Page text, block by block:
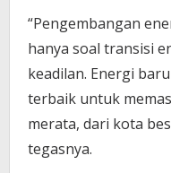
“Pengembangan
hanya soal transisi
keadilan. Energi
terbaik untuk
merata, dari kota
tegasnya.